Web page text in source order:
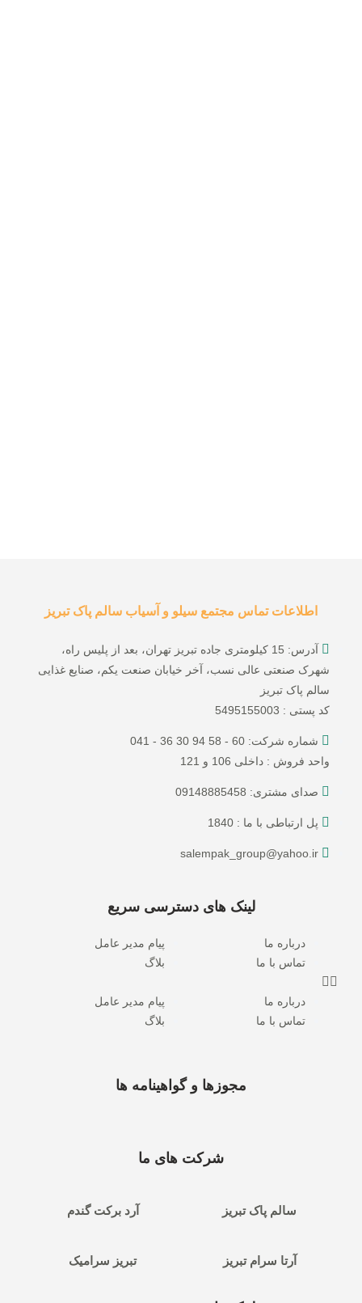
اطلاعات تماس مجتمع سیلو و آسیاب سالم پاک تبریز
آدرس: 15 کیلومتری جاده تبریز تهران، بعد از پلیس راه،
شهرک صنعتی عالی نسب، آخر خیابان صنعت یکم، صنایع غذایی
سالم پاک تبریز
کد پستی : 5495155003
شماره شرکت: 60 - 58 94 30 36 - 041
واحد فروش : داخلی 106 و 121
صدای مشتری: 09148885458
پل ارتباطی با ما : 1840
salempak_group@yahoo.ir
لینک های دسترسی سریع
درباره ما
پیام مدیر عامل
تماس با ما
بلاگ
درباره ما
پیام مدیر عامل
تماس با ما
بلاگ
مجوزها و گواهینامه ها
شرکت های ما
سالم پاک تبریز آرد برکت گندم
آرتا سرام تبریز تبریز سرامیک